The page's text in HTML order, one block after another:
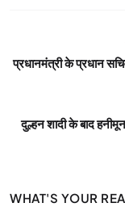
प्रधानमंत्री के प्रधान
दुल्हन शादी के बाद
WHAT'S YOUR